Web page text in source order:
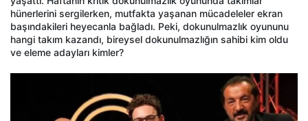
hünerlerini sergilerken, mutfakta yaşanan mücadeleler ekran
başındakileri heyecanla bağladı. Peki, dokunulmazlık oyununu
hangi takım kazandı, bireysel dokunulmazlığın sahibi kim oldu
ve eleme adayları kimler?